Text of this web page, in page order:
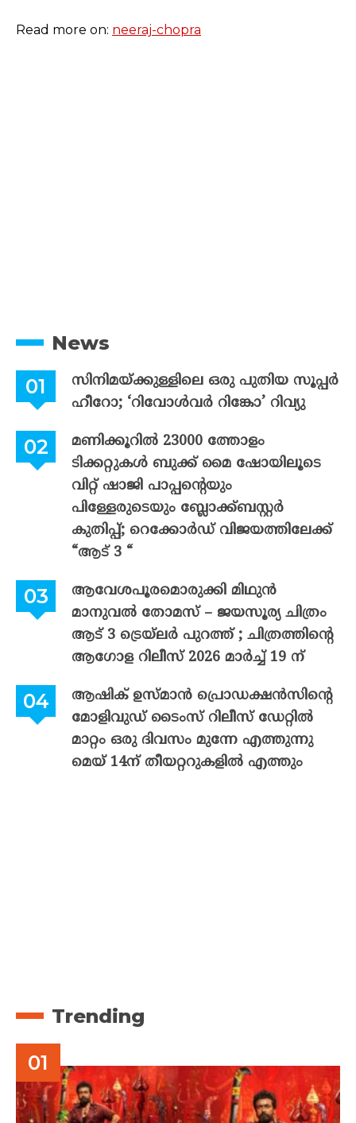
Read more on: neeraj-chopra
News
സിനിമയ്ക്കുള്ളിലെ ഒരു പുതിയ സൂപ്പർ
ഹീറോ; ‘റിവോൾവർ റിങ്കോ’ റിവ്യു
മണിക്കൂറിൽ 23000 ത്തോളം
ടിക്കറ്റുകൾ ബുക്ക് മൈ ഷോയിലൂടെ
വിറ്റ് ഷാജി പാപ്പന്റെയും
പിള്ളേരുടെയും ബ്ലോക്ക്ബസ്റ്റർ
കുതിപ്പ്; റെക്കോർഡ് വിജയത്തിലേക്ക്
“ആട് 3 “
ആവേശപൂരമൊരുക്കി മിഥുൻ
മാനുവൽ തോമസ് – ജയസൂര്യ ചിത്രം
ആട് 3 ട്രെയ്‌ലർ പുറത്ത് ; ചിത്രത്തിന്റെ
ആഗോള റിലീസ് 2026 മാർച്ച് 19 ന്
ആഷിക് ഉസ്മാൻ പ്രൊഡക്ഷൻസിന്റെ
മോളിവുഡ് ടൈംസ് റിലീസ് ഡേറ്റിൽ
മാറ്റം ഒരു ദിവസം മുന്നേ എത്തുന്നു
മെയ് 14ന് തീയറ്ററുകളിൽ എത്തും
Trending